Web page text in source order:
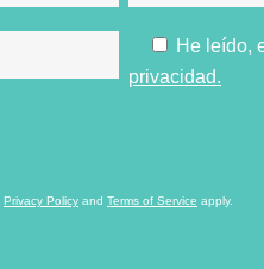
He leído,
privacidad.
Privacy Policy and Terms of Service apply.